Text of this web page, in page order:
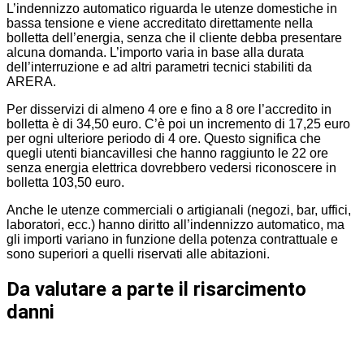
L’indennizzo automatico riguarda le utenze domestiche in
bassa tensione e viene accreditato direttamente nella
bolletta dell’energia, senza che il cliente debba presentare
alcuna domanda. L’importo varia in base alla durata
dell’interruzione e ad altri parametri tecnici stabiliti da
ARERA.
Per disservizi di almeno 4 ore e fino a 8 ore l’accredito in
bolletta è di 34,50 euro. C’è poi un incremento di 17,25 euro
per ogni ulteriore periodo di 4 ore. Questo significa che
quegli utenti biancavillesi che hanno raggiunto le 22 ore
senza energia elettrica dovrebbero vedersi riconoscere in
bolletta 103,50 euro.
Anche le utenze commerciali o artigianali (negozi, bar, uffici,
laboratori, ecc.) hanno diritto all’indennizzo automatico, ma
gli importi variano in funzione della potenza contrattuale e
sono superiori a quelli riservati alle abitazioni.
Da valutare a parte il risarcimento
danni